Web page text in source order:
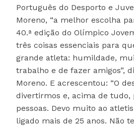
Português do Desporto e
Moreno, “a melhor escolha
40.ª edição do Olímpico
três coisas essenciais para
grande atleta: humildade,
trabalho e de fazer amigos”,
Moreno. E acrescentou: “O
divertirmos e, acima de
pessoas. Devo muito ao
ligado mais de 25 anos. Não